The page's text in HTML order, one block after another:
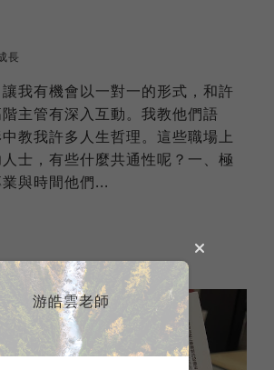
長
我有機會以一對一的形式，和許
主管有深入互動。我教他們語
教我許多人生哲理。這些職場上
士，有些什麼共通性呢？一、極
與時間他們...
游皓雲老師